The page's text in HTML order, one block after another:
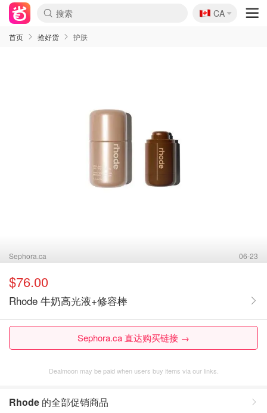
🇨🇦
CA
首页 抢好货 护肤
Sephora.ca 06-23
$76.00
Rhode 牛奶高光液+修容棒
Sephora.ca 直达购买链接 →
Dealmoon may be paid when users buy items via our links.
Rhode 的全部促销商品